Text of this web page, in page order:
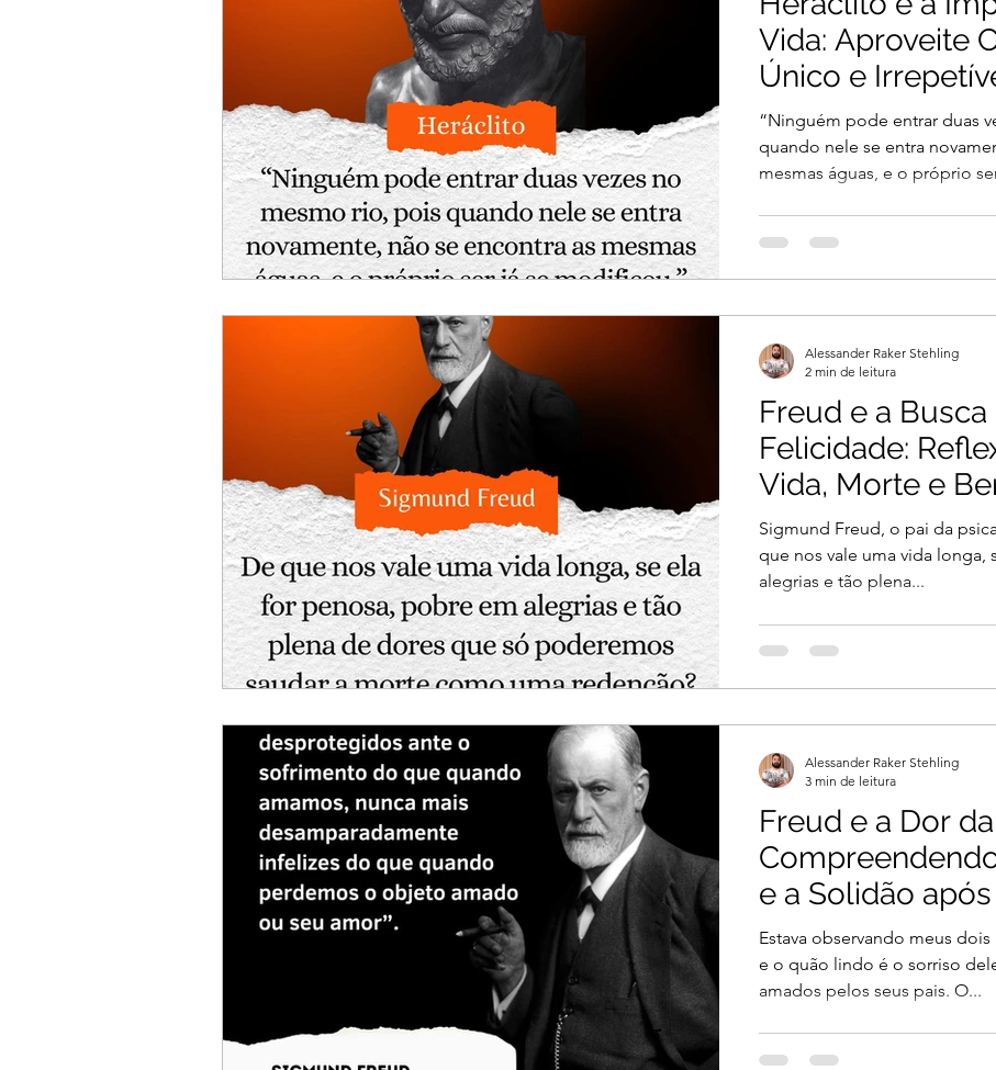
Vida: Aproveite
Único e
“Ninguém pode entrar duas
quando nele se entra
mesmas águas, e o próprio
Freud e a Busca
Felicidade:
Vida, Morte e
Sigmund Freud, o pai da
que nos vale uma vida longa,
alegrias e tão plena...
Alessander Raker Stehling
2 min de leitura
Freud e a Dor
e a Solidão
Amoroso
Estava observando meus
e o quão lindo é o sorriso
amados pelos seus pais. O...
Alessander Raker Stehling
3 min de leitura